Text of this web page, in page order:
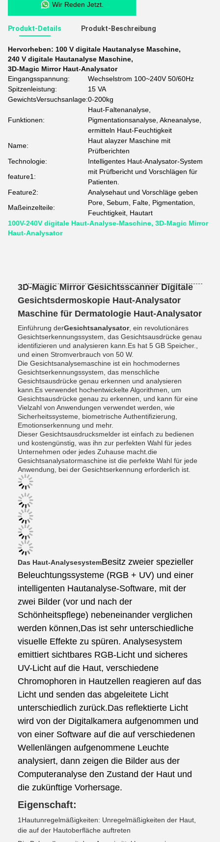
Wir Reden Jetzt.
Produkt-Details Produkt-Beschreibung
Hervorheben: 100 V digitale Hautanalyse Maschine,
240 V digitale Hautanalyse Maschine,
3D-Magic Mirror Haut-Analysator
Eingangsspannung:
Wechselstrom 100~240V 50/60Hz
Spitzenleistung:
15 VA
GewichtsVersuchsanlage:0-200kg
Funktionen:
Haut-Faltenanalyse,
Pigmentationsanalyse, Akneanalyse,
ermitteln Haut-Feuchtigkeit
Name:
Haut alayzer Maschine mit
Prüfberichten
Technologie:
Intelligentes Haut-Analysator-System
feature1:
mit Prüfbericht und Vorschlägen für
Patienten.
Feature2:
Analysehaut und Vorschläge geben
Maßeinzelteile:
Pore, Sebum, Falte, Pigmentation,
Feuchtigkeit, Hautart
100V-240V digitale Haut-Analyse-Maschine, 3D-Magic Mirror
Haut-Analysator
3D-Magic Mirror Gesichtsscanner Digitale
Gesichtsdermoskopie Haut-Analysator
Maschine für Dermatologie Haut-Analysator
Einführung derGesichtsanalysator, ein revolutionäres
Gesichtserkennungssystem, das Gesichtsausdrücke genau
identifizieren und analysieren kann.Es hat 5 GB Speicher.,
und einen Stromverbrauch von 50 W.
Die Gesichtsanalysemaschine ist ein hochmodernes
Gesichtserkennungssystem, das menschliche
Gesichtsausdrücke genau erkennen und analysieren
kann.Es verwendet hochentwickelte Algorithmen, um
Gesichtsausdrücke genau zu erkennen, und kann für eine
Vielzahl von Anwendungen verwendet werden, wie
Sicherheitssysteme, biometrische Authentifizierung,
Emotionserkennung und mehr.
Dieser Gesichtsausdrucksmelder ist einfach zu bedienen
und kostengünstig, was ihn zur perfekten Wahl für jedes
Unternehmen oder jedes Zuhause macht.die
Gesichtsanalysatormaschine ist die perfekte Wahl für jede
Anwendung, bei der Gesichtserkennung erforderlich ist.
Das Haut-AnalysesystemBesitz zweier spezieller
Beleuchtungssysteme (RGB + UV) und einer
intelligenten Hautanalyse-Software, mit der
zwei Bilder (vor und nach der
Schönheitspflege) nebeneinander verglichen
werden können,Das ist sehr unterschiedliche
visuelle Effekte zu spüren. Analysesystem
emittiert sichtbares RGB-Licht und sicheres
UV-Licht auf die Haut, verschiedene
Chromophoren in Hautzellen reagieren auf das
Licht und senden das abgeleitete Licht
unterschiedlich zurück.Das reflektierte Licht
wird von der Digitalkamera aufgenommen und
von einer Software auf die auf verschiedenen
Wellenlängen aufgenommene Leuchte
analysiert, dann zeigen die Bilder aus der
Computeranalyse den Zustand der Haut und
die zukünftige Vorhersage.
Eigenschaft:
1Hautunregelmäßigkeiten: Unregelmäßigkeiten der Haut,
die auf der Hautoberfläche auftreten